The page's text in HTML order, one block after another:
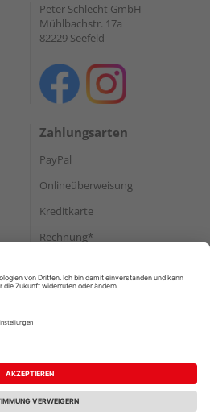
Peter Schlecht GmbH
Mühlbachstr. 17a
82229 Seefeld
Zahlungsarten
PayPal
Onlineüberweisung
Kreditkarte
Rechnung*
Versand
Widerruf
Datenschutz
Vertrag widerrufen